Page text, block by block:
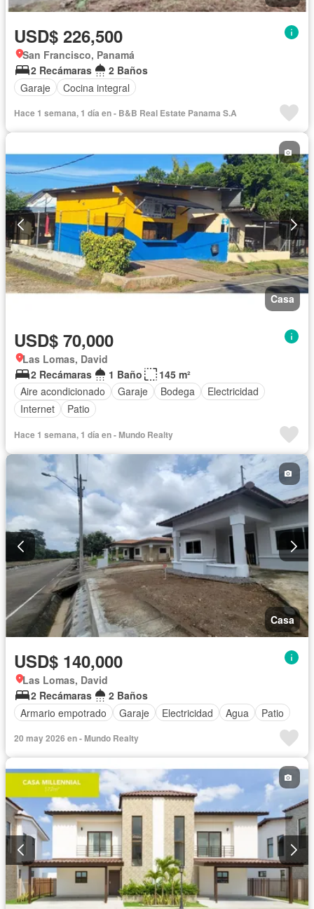
USD$ 226,500
San Francisco, Panamá
2 Recámaras
2 Baños
Garaje
Cocina integral
Hace 1 semana, 1 día en - B&B Real Estate Panama S.A
Casa
USD$ 70,000
Las Lomas, David
2 Recámaras
1 Baño
145 m²
Aire acondicionado
Garaje Bodega
Electricidad
Internet
Patio
Hace 1 semana, 1 día en - Mundo Realty
Casa
USD$ 140,000
Las Lomas, David
2 Recámaras
2 Baños
Armario empotrado
Garaje Electricidad Agua Patio
20 may 2026 en - Mundo Realty